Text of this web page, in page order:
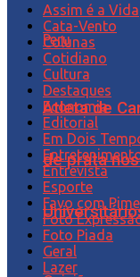
Atleta de
de prata
Assim é a Vida
Cata-Vento
Colunas
Cotidiano
Cultura
Destaques
Economia
Editorial
Em Dois
Entrevista
Esporte
Favo com
Foto
Foto Piada
Geral
Lazer